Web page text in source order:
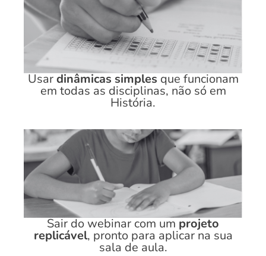
Usardinâmicas simplesque funcionam
em todas as disciplinas, não só em
História.
Sair do webinar com umprojeto
replicável, pronto para aplicar na sua
sala de aula.